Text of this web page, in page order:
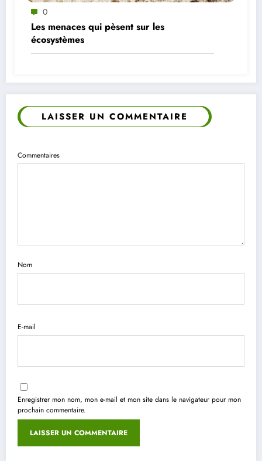
0
Les menaces qui pèsent sur les
écosystèmes
LAISSER UN COMMENTAIRE
Commentaires
Nom
E-mail
Enregistrer mon nom, mon e-mail et mon site dans le navigateur pour mon
prochain commentaire.